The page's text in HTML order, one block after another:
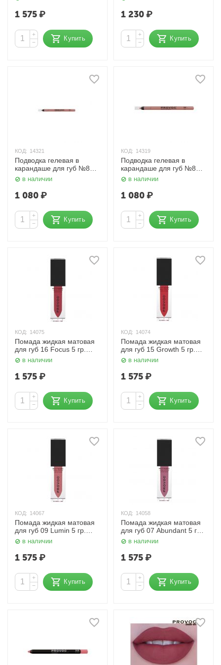
1 575₽
+
−
Купить
1 230₽
+
−
Купить
КОД: 14321
Подводка гелевая в
карандаше для губ №804
бежевый нюд Provoc
в наличии
1 080₽
+
−
Купить
КОД: 14319
Подводка гелевая в
карандаше для губ №802
персиковый нюд Provoc
в наличии
1 080₽
+
−
Купить
КОД: 14075
Помада жидкая матовая
для губ 16 Focus 5 гр.
Provoc
в наличии
1 575₽
+
−
Купить
КОД: 14074
Помада жидкая матовая
для губ 15 Growth 5 гр.
Provoc
в наличии
1 575₽
+
−
Купить
КОД: 14067
Помада жидкая матовая
для губ 09 Lumin 5 гр.
Provoc
в наличии
1 575₽
+
−
Купить
КОД: 14058
Помада жидкая матовая
для губ 07 Abundant 5 гр.
Provoc
в наличии
1 575₽
+
−
Купить